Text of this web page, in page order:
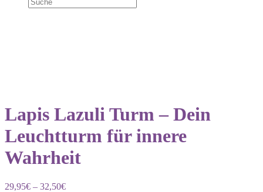
Lapis Lazuli Turm – Dein
Leuchtturm für innere
Wahrheit
29,95€ – 32,50€